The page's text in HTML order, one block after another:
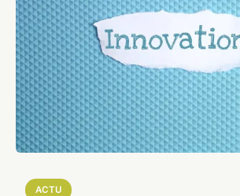
ACTU